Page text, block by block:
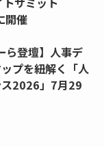
開催
ら登壇】人事デ
プを紐解く「人
2026」7月29